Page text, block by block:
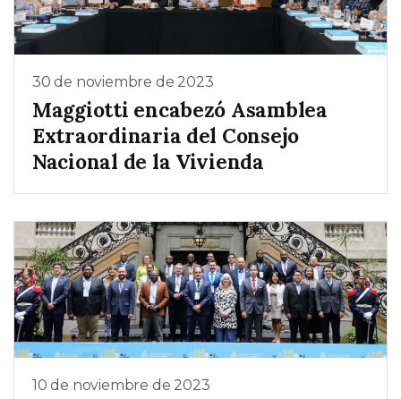
30 de noviembre de 2023
Maggiotti encabezó Asamblea
Extraordinaria del Consejo
Nacional de la Vivienda
10 de noviembre de 2023